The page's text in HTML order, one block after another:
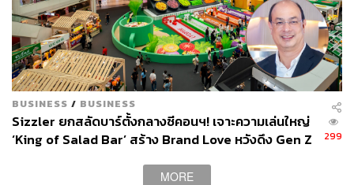
BUSINESS / BUSINESS
Sizzler ยกสลัดบาร์ตั้งกลางซีคอนฯ! เจาะความเล่นใหญ่
‘King of Salad Bar’ สร้าง Brand Love หวังดึง Gen Z
299
MORE